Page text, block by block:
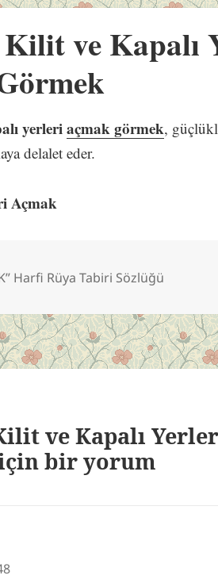
ve Kapalı
yerleriaçmak görmek,
delalet eder.
Açmak
Harfi Rüya Tabiri Sözlüğü
ve Kapalı
bir yorum